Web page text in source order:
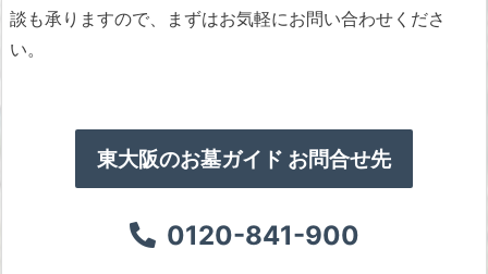
談も承りますので、まずはお気軽にお問い合わせくださ
い。
東大阪のお墓ガイド お問合せ先
0120-841-900